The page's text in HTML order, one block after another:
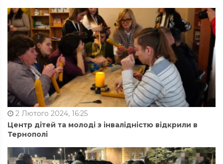
2 Лютого 2024, 16:25
Центр дітей та молоді з інвалідністю відкрили в
Тернополі